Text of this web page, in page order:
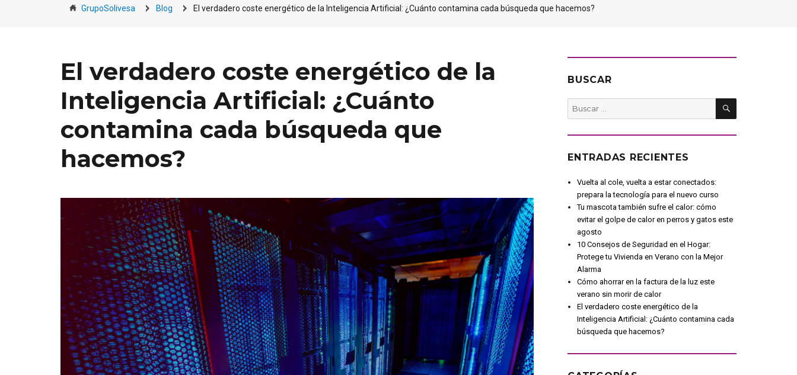
GrupoSolivesa Blog El verdadero coste energético de la Inteligencia Artificial: ¿Cuánto contamina cada búsqueda que hacemos?
El verdadero coste energético de la
Inteligencia Artificial: ¿Cuánto
contamina cada búsqueda que
hacemos?
BUSCAR
Buscar
por:
BUSCAR
ENTRADAS RECIENTES
Vuelta al cole, vuelta a estar conectados:
prepara la tecnología para el nuevo curso
Tu mascota también sufre el calor: cómo
evitar el golpe de calor en perros y gatos este
agosto
10 Consejos de Seguridad en el Hogar:
Protege tu Vivienda en Verano con la Mejor
Alarma
Cómo ahorrar en la factura de la luz este
verano sin morir de calor
El verdadero coste energético de la
Inteligencia Artificial: ¿Cuánto contamina cada
búsqueda que hacemos?